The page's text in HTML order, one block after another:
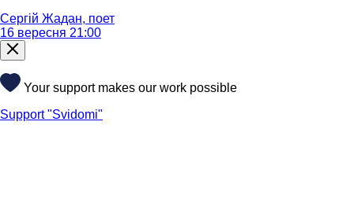
Сергій Жадан, поет
16 вересня 21:00
Your support makes our work possible
Support "Svidomi"